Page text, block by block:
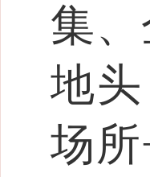
集
地
场